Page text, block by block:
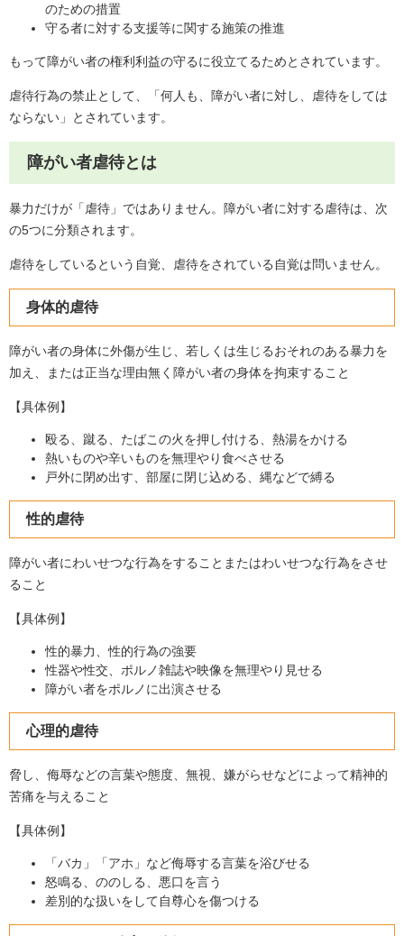
のための措置
守る者に対する支援等に関する施策の推進
もって障がい者の権利利益の守るに役立てるためとされています。
虐待行為の禁止として、「何人も、障がい者に対し、虐待をしては
ならない」とされています。
障がい者虐待とは
暴力だけが「虐待」ではありません。障がい者に対する虐待は、次
の5つに分類されます。
虐待をしているという自覚、虐待をされている自覚は問いません。
身体的虐待
障がい者の身体に外傷が生じ、若しくは生じるおそれのある暴力を
加え、または正当な理由無く障がい者の身体を拘束すること
【具体例】
殴る、蹴る、たばこの火を押し付ける、熱湯をかける
熱いものや辛いものを無理やり食べさせる
戸外に閉め出す、部屋に閉じ込める、縄などで縛る
性的虐待
障がい者にわいせつな行為をすることまたはわいせつな行為をさせ
ること
【具体例】
性的暴力、性的行為の強要
性器や性交、ポルノ雑誌や映像を無理やり見せる
障がい者をポルノに出演させる
心理的虐待
脅し、侮辱などの言葉や態度、無視、嫌がらせなどによって精神的
苦痛を与えること
【具体例】
「バカ」「アホ」など侮辱する言葉を浴びせる
怒鳴る、ののしる、悪口を言う
差別的な扱いをして自尊心を傷つける